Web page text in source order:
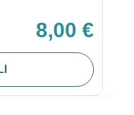
8,00 €